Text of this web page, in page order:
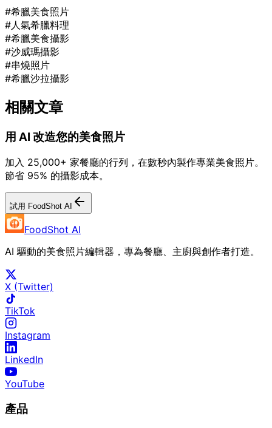
#希臘美食照片
#人氣希臘料理
#希臘美食攝影
#沙威瑪攝影
#串燒照片
#希臘沙拉攝影
相關文章
用 AI 改造您的美食照片
加入 25,000+ 家餐廳的行列，在數秒內製作專業美食照片。
節省 95% 的攝影成本。
試用 FoodShot AI
FoodShot AI
AI 驅動的美食照片編輯器，專為餐廳、主廚與創作者打造。
X (Twitter)
TikTok
Instagram
LinkedIn
YouTube
產品